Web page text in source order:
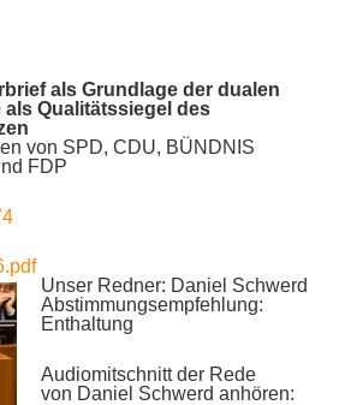
als Grundlage der dualen
Qualitätssiegel des
von SPD, CDU, BÜNDNIS
FDP
Unser Redner: Daniel Schwerd
Abstimmungsempfehlung:
Enthaltung
Audiomitschnitt der Rede
von Daniel Schwerd anhören: